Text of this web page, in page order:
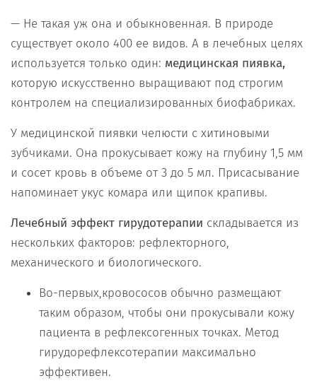
— Не такая уж она и обыкновенная. В природе
существует около 400 ее видов. А в лечебных целях
используется только один: медицинская пиявка,
которую искусственно выращивают под строгим
контролем на специализированных биофабриках.
У медицинской пиявки челюсти с хитиновыми
зубчиками. Она прокусывает кожу на глубину 1,5 мм
и сосет кровь в объеме от 3 до 5 мл. Присасывание
напоминает укус комара или щипок крапивы.
Лечебный эффект гирудотерапии складывается из
нескольких факторов: рефлекторного,
механического и биологического.
Во-первых,кровососов обычно размещают
таким образом, чтобы они прокусывали кожу
пациента в рефлексогенных точках. Метод
гирудорефлексотерапии максимально
эффективен.